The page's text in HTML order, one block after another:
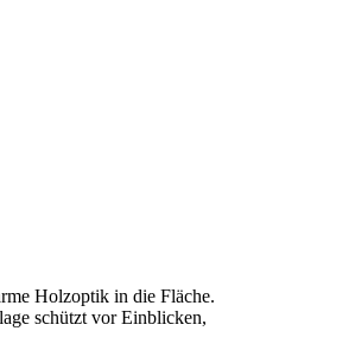
Holzoptik in die Fläche.
schützt vor Einblicken,